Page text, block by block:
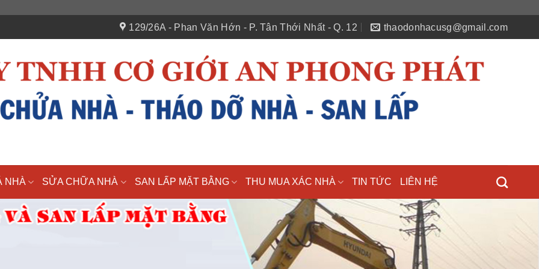
129/26A - Phan Văn Hớn - P. Tân Thới Nhất - Q. 12 thaodonhacusg@gmail.com
NHÀ SỬA CHỮA NHÀ SAN LẤP MẶT BẰNG THU MUA XÁC NHÀ TIN TỨC LIÊN HỆ